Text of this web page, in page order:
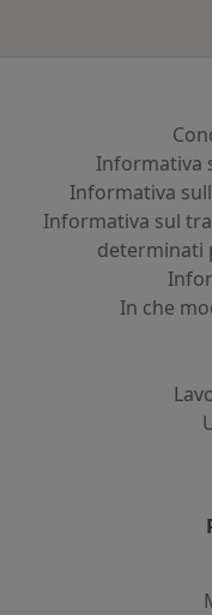
Informativa
Informativa
Informativa sul
determinati
In che